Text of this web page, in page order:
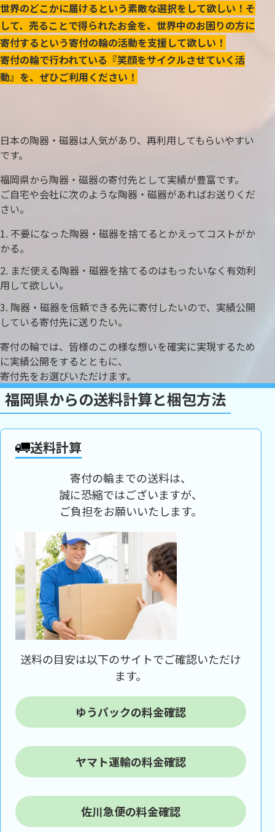
世界のどこかに届けるという素敵な選択をして欲しい！そ
して、売ることで得られたお金を、世界中のお困りの方に
寄付するという寄付の輪の活動を支援して欲しい！
寄付の輪で行われている『笑顔をサイクルさせていく活
動』を、ぜひご利用ください！
日本の陶器・磁器は人気があり、再利用してもらいやすい
です。
福岡県から陶器・磁器の寄付先として実績が豊富です。
ご自宅や会社に次のような陶器・磁器があればお送りくだ
さい。
不要になった陶器・磁器を捨てるとかえってコストがか
かる。
まだ使える陶器・磁器を捨てるのはもったいなく有効利
用して欲しい。
陶器・磁器を信頼できる先に寄付したいので、実績公開
している寄付先に送りたい。
寄付の輪では、皆様のこの様な想いを確実に実現するため
に実績公開をするとともに、
寄付先をお選びいただけます。
福岡県からの送料計算と梱包方法
送料計算
寄付の輪までの送料は、
誠に恐縮ではございますが、
ご負担をお願いいたします。
送料の目安は以下のサイトでご確認いただけ
ます。
ゆうパックの料金確認
ヤマト運輸の料金確認
佐川急便の料金確認